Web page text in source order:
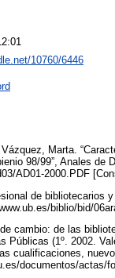
10760/6446
Marta.
98/99”, Anales de
AD01-2000.PDF
de bibliotecarios
biblio/bid/
cambio: de las
Públicas (1º. 2002.
cualificaciones,
documentos/actas/